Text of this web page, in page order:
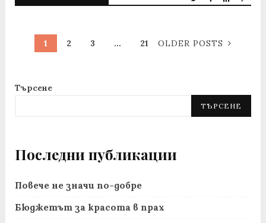
1 2 3 … 21 OLDER POSTS
Търсене
ТЪРСЕНЕ
Последни публикации
Повече не значи по-добре
Бюджетът за красота в прах